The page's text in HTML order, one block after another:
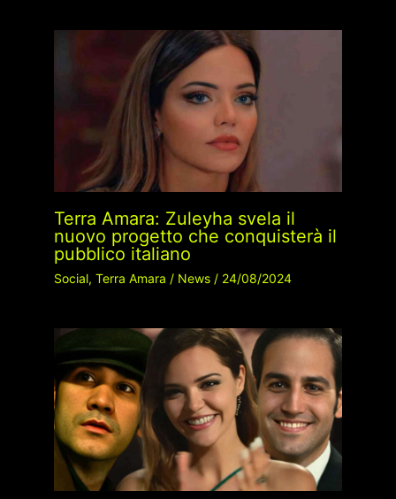
Terra Amara: Zuleyha svela il
nuovo progetto che conquisterà il
pubblico italiano
Social, Terra Amara / News/ 24/08/2024